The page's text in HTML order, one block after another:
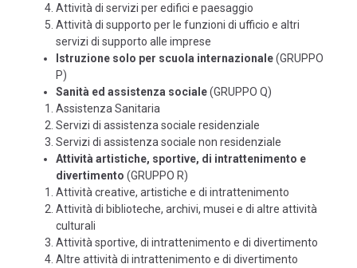
Attività di servizi per edifici e paesaggio
Attività di supporto per le funzioni di ufficio e altri
servizi di supporto alle imprese
Istruzione solo per scuola internazionale(GRUPPO
P)
Sanità ed assistenza sociale(GRUPPO Q)
Assistenza Sanitaria
Servizi di assistenza sociale residenziale
Servizi di assistenza sociale non residenziale
Attività artistiche, sportive, di intrattenimento e
divertimento (GRUPPO R)
Attività creative, artistiche e di intrattenimento
Attività di biblioteche, archivi, musei e di altre attività
culturali
Attività sportive, di intrattenimento e di divertimento
Altre attività di intrattenimento e di divertimento